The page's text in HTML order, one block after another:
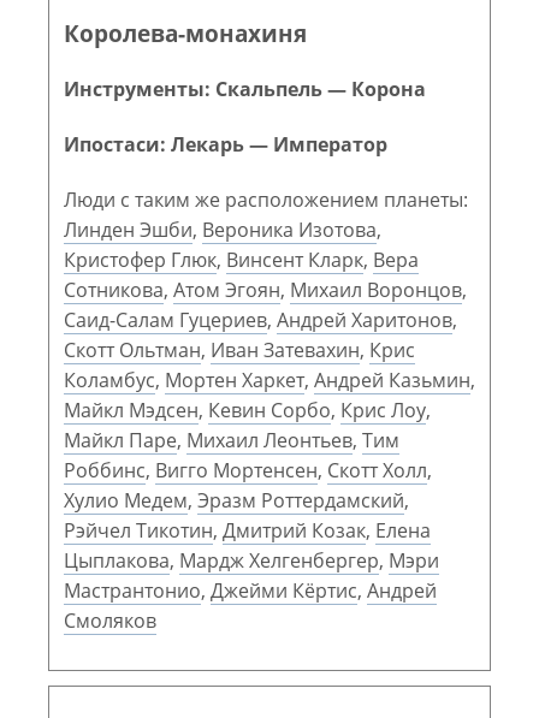
Королева-монахиня
Инструменты: Скальпель — Корона
Ипостаси: Лекарь — Император
Люди с таким же расположением планеты:
Линден Эшби, Вероника Изотова,
Кристофер Глюк, Винсент Кларк, Вера
Сотникова, Атом Эгоян, Михаил Воронцов,
Саид-Салам Гуцериев, Андрей Харитонов,
Скотт Ольтман, Иван Затевахин, Крис
Коламбус, Мортен Харкет, Андрей Казьмин,
Майкл Мэдсен, Кевин Сорбо, Крис Лоу,
Майкл Паре, Михаил Леонтьев, Тим
Роббинс, Вигго Мортенсен, Скотт Холл,
Хулио Медем, Эразм Роттердамский,
Рэйчел Тикотин, Дмитрий Козак, Елена
Цыплакова, Мардж Хелгенбергер, Мэри
Мастрантонио, Джейми Кёртис, Андрей
Смоляков